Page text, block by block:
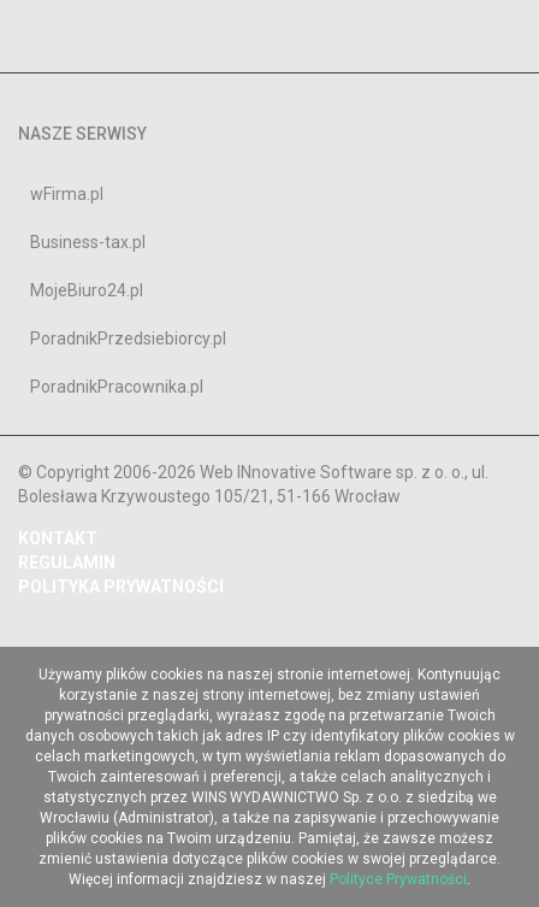
NASZE SERWISY
wFirma.pl
Business-tax.pl
MojeBiuro24.pl
PoradnikPrzedsiebiorcy.pl
PoradnikPracownika.pl
© Copyright 2006-2026 Web INnovative Software sp. z o. o., ul.
Bolesława Krzywoustego 105/21, 51-166 Wrocław
KONTAKT
REGULAMIN
POLITYKA PRYWATNOŚCI
Używamy plików cookies na naszej stronie internetowej. Kontynuując
korzystanie z naszej strony internetowej, bez zmiany ustawień
prywatności przeglądarki, wyrażasz zgodę na przetwarzanie Twoich
danych osobowych takich jak adres IP czy identyfikatory plików cookies w
celach marketingowych, w tym wyświetlania reklam dopasowanych do
Twoich zainteresowań i preferencji, a także celach analitycznych i
statystycznych przez WINS WYDAWNICTWO Sp. z o.o. z siedzibą we
Wrocławiu (Administrator), a także na zapisywanie i przechowywanie
plików cookies na Twoim urządzeniu. Pamiętaj, że zawsze możesz
zmienić ustawienia dotyczące plików cookies w swojej przeglądarce.
Więcej informacji znajdziesz w naszej Polityce Prywatności.